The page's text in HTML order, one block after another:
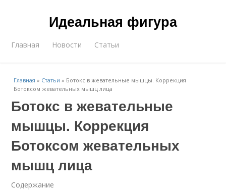
Идеальная фигура
Главная Новости Статьи
Главная » Статьи » Ботокс в жевательные мышцы. Коррекция
Ботоксом жевательных мышц лица
Ботокс в жевательные
мышцы. Коррекция
Ботоксом жевательных
мышц лица
Содержание